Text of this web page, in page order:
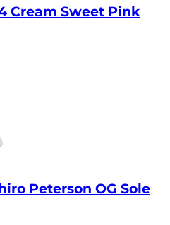
Cream Sweet Pink
Peterson OG Sole